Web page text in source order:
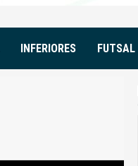
INFERIORES FUTSAL